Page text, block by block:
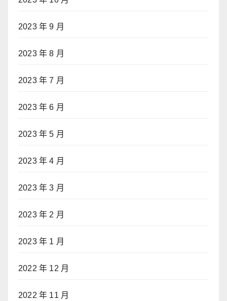
2023 年 9 月
2023 年 8 月
2023 年 7 月
2023 年 6 月
2023 年 5 月
2023 年 4 月
2023 年 3 月
2023 年 2 月
2023 年 1 月
2022 年 12 月
2022 年 11 月